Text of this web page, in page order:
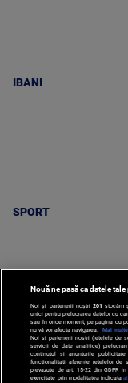
IBANI
SPORT
SPORT
Nouă ne pasă ca datele
Noi și partenerii noștri 201 stocăm
unici pentru prelucrarea datelor cu
sau în orice moment, pe pagina cu
nu vă vor afecta navigarea.
Mai
Noi si partenerii nostri (retelele de
servicii de date analitice)
continutul si anunturile
functionalitati aferente retelelor de
prevazute de art. 15-22 din GDPR
exercitate prin modalitatea indicata